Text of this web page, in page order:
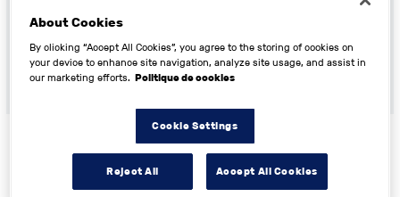
RECHERCHER
Toutes les annonces Île-de-France
About Cookies
By clicking “Accept All Cookies”, you agree to the storing of cookies on
your device to enhance site navigation, analyze site usage, and assist in
our marketing efforts. Politique de cookies
Cookie Settings
Reject All Accept All Cookies